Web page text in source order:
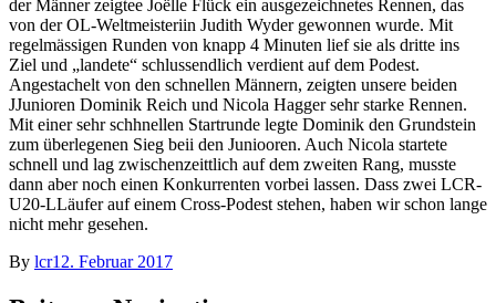
der Männer zeigtee Joëlle Flück ein ausgezeichnetes Rennen, das
von der OL-Weltmeisteriin Judith Wyder gewonnen wurde. Mit
regelmässigen Runden von knapp 4 Minuten lief sie als dritte ins
Ziel und „landete“ schlussendlich verdient auf dem Podest.
Angestachelt von den schnellen Männern, zeigten unsere beiden
JJunioren Dominik Reich und Nicola Hagger sehr starke Rennen.
Mit einer sehr schhnellen Startrunde legte Dominik den Grundstein
zum überlegenen Sieg beii den Juniooren. Auch Nicola startete
schnell und lag zwischenzeittlich auf dem zweiten Rang, musste
dann aber noch einen Konkurrenten vorbei lassen. Dass zwei LCR-
U20-LLäufer auf einem Cross-Podest stehen, haben wir schon lange
nicht mehr gesehen.
By lcr12. Februar 2017